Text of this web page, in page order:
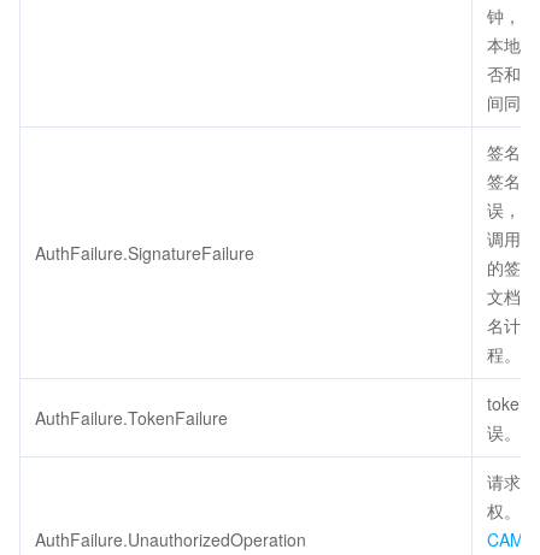
钟，
本地
否和
间同
AuthFailure.SignatureFailure
签名
签名
误，
调用
的签
文档
名计
程。
AuthFailure.TokenFailure
token
误。
AuthFailure.UnauthorizedOperation
请求
权。
CAM